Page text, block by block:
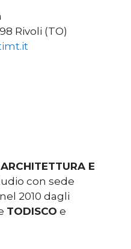
Rivoli (TO)
E
con sede
2010 dagli
TODISCO e